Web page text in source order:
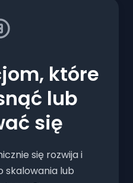
które
lub
się
się rozwija i
skalowania lub